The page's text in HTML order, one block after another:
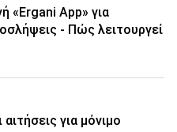
«Ergani App» για
- Πώς λειτουργεί
για μόνιμο